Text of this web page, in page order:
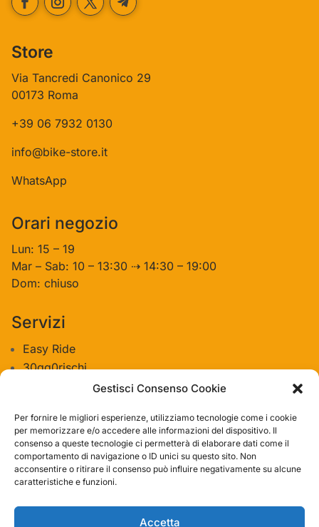
Gestisci Consenso Cookie
Per fornire le migliori esperienze, utilizziamo tecnologie come i cookie
per memorizzare e/o accedere alle informazioni del dispositivo. Il
consenso a queste tecnologie ci permetterà di elaborare dati come il
comportamento di navigazione o ID unici su questo sito. Non
acconsentire o ritirare il consenso può influire negativamente su alcune
caratteristiche e funzioni.
Accetta
Store
Via Tancredi Canonico 29
00173 Roma
+39 06 7932 0130
info@bike-store.it
WhatsApp
Orari negozio
Lun: 15 – 19
Mar – Sab: 10 – 13:30 ⇢ 14:30 – 19:00
Dom: chiuso
Servizi
Easy Ride
30gg0rischi
Servizi Officina
Azienda
Contatti